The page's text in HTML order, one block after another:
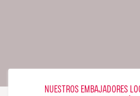
NUESTROS EMBAJADORES